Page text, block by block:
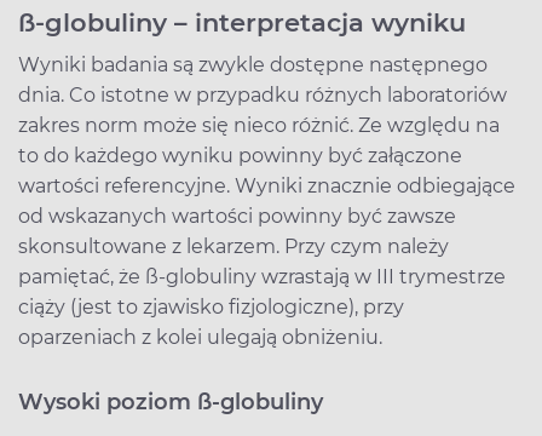
ß-globuliny – interpretacja wyniku
Wyniki badania są zwykle dostępne następnego
dnia. Co istotne w przypadku różnych laboratoriów
zakres norm może się nieco różnić. Ze względu na
to do każdego wyniku powinny być załączone
wartości referencyjne. Wyniki znacznie odbiegające
od wskazanych wartości powinny być zawsze
skonsultowane z lekarzem. Przy czym należy
pamiętać, że ß-globuliny wzrastają w III trymestrze
ciąży (jest to zjawisko fizjologiczne), przy
oparzeniach z kolei ulegają obniżeniu.
Wysoki poziom ß-globuliny